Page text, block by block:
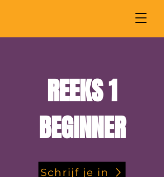
REEKS 1
BEGINNER
Schrijf je in